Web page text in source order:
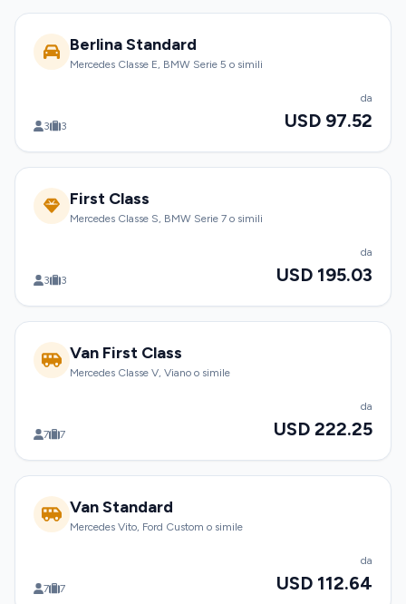
Berlina Standard
Mercedes Classe E, BMW Serie 5 o simili
3 3
da
USD 97.52
First Class
Mercedes Classe S, BMW Serie 7 o simili
3 3
da
USD 195.03
Van First Class
Mercedes Classe V, Viano o simile
7 7
da
USD 222.25
Van Standard
Mercedes Vito, Ford Custom o simile
7 7
da
USD 112.64